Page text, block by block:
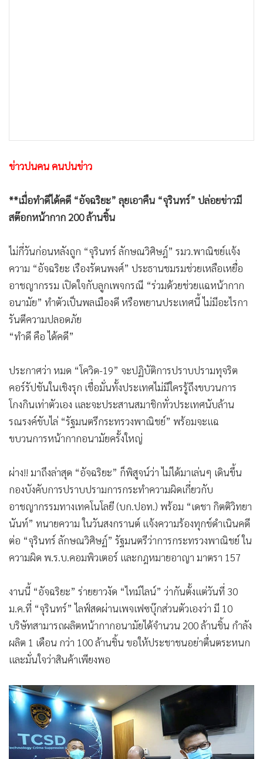
• News1
• Gotomanager
ข่าวปนคน คนปนข่าว
**เมื่อทำดีได้คดี “อัจฉริยะ” ลุยเอาคืน “จุรินทร์” ปล่อยข่าวมี
สต๊อกหน้ากาก 200 ล้านชิ้น
ไม่กี่วันก่อนหลังถูก “จุรินทร์ ลักษณวิศิษฎ์” รมว.พาณิชย์แจ้ง
ความ “อัจฉริยะ เรืองรัตนพงศ์” ประธานชมรมช่วยเหลือเหยื่อ
อาชญากรรม เปิดใจกับลูกเพจกรณี “ร่วมด้วยช่วยแฉหน้ากาก
อนามัย” ทำตัวเป็นพลเมืองดี หรือพยานประเทศนี้ ไม่มีอะไรกา
รันตีความปลอดภัย
“ทำดี คือ ได้คดี”
ประกาศว่า หมด “โควิด-19” จะปฏิบัติการปราบปรามทุจริต
คอร์รัปชันในเชิงรุก เชื่อมั่นทั้งประเทศไม่มีใครรู้ถึงขบวนการ
โกงกินเท่าตัวเอง และจะประสานสมาชิกทั่วประเทศนับล้าน
รณรงค์ขับไล่ “รัฐมนตรีกระทรวงพาณิชย์” พร้อมจะแฉ
ขบวนการหน้ากากอนามัยครั้งใหญ่
ผ่าง!! มาถึงล่าสุด “อัจฉริยะ” ก็พิสูจน์ว่า ไม่ได้มาเล่นๆ เดินขึ้น
กองบังคับการปราบปรามการกระทำความผิดเกี่ยวกับ
อาชญากรรมทางเทคโนโลยี (บก.ปอท.) พร้อม “เดชา กิตติวิทยา
นันท์” ทนายความ ในวันสงกรานต์ แจ้งความร้องทุกข์ดำเนินคดี
ต่อ “จุรินทร์ ลักษณวิศิษฏ์” รัฐมนตรีว่าการกระทรวงพาณิชย์ ใน
ความผิด พ.ร.บ.คอมพิวเตอร์ และกฎหมายอาญา มาตรา 157
งานนี้ “อัจฉริยะ” ร่ายยาวงัด “ไทม์ไลน์” ว่ากันตั้งแต่วันที่ 30
ม.ค.ที่ “จุรินทร์” ไลฟ์สดผ่านเพจเฟซบุ๊กส่วนตัวเองว่า มี 10
บริษัทสามารถผลิตหน้ากากอนามัยได้จำนวน 200 ล้านชิ้น กำลัง
ผลิต 1 เดือน กว่า 100 ล้านชิ้น ขอให้ประชาชนอย่าตื่นตระหนก
และมั่นใจว่าสินค้าเพียงพอ